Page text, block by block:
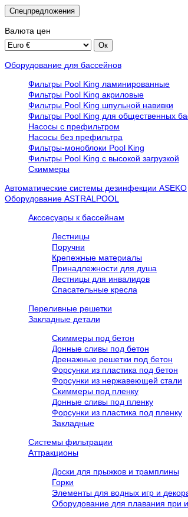
Спецпредложения
Валюта цен
Оборудование для бассейнов
Фильтры Pool King ламинированные
Фильтры Pool King акриловые
Фильтры Pool King шпульной навивки
Фильтры Pool King для общественных
Насосы с префильтром
Насосы без префильтра
Фильтры-моноблоки Pool King
Фильтры Pool King с высокой загрузкой
Скиммеры
Автоматические системы дезинфекции ASEKO
Оборудование ASTRALPOOL
Акссесуары к бассейнам
Лестницы
Поручни
Крепежные материалы
Принадлежности для душа
Лестницы для инвалидов
Спасательные кресла
Переливные решетки
Закладные детали
Скиммеры под бетон
Донные сливы под бетон
Дренажные решетки под бетон
Форсунки из пластика под бетон
Форсунки из нержавеющей стали
Скиммеры под пленку
Донные сливы под пленку
Форсунки из пластика под пленку
Закладные
Системы фильтрации
Аттракционы
Доски для прыжков и трамплины
Горки
Элементы для водных игр и
Оборудование для плавания при